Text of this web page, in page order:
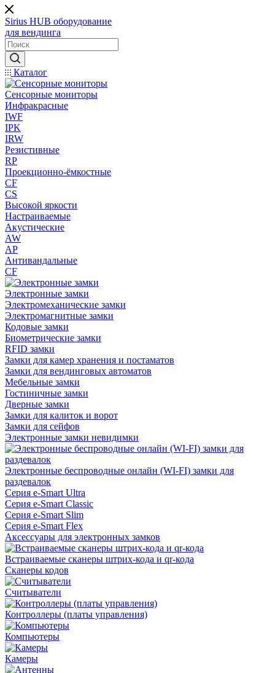
Sirius HUB оборудование
для вендинга
Каталог
Сенсорные мониторы
Инфракрасные
IWF
IPK
IRW
Резистивные
RP
Проекционно-ёмкостные
CF
CS
Высокой яркости
Настраиваемые
Акустические
AW
AP
Антивандальные
CF
Электронные замки
Электромеханические замки
Электромагнитные замки
Кодовые замки
Биометрические замки
RFID замки
Замки для камер хранения и постаматов
Замки для вендинговых автоматов
Мебельные замки
Гостиничные замки
Дверные замки
Замки для калиток и ворот
Замки для сейфов
Электронные замки невидимки
Электронные беспроводные онлайн (WI-FI) замки для
раздевалок
Серия e-Smart Ultra
Серия e-Smart Classic
Серия e-Smart Slim
Серия e-Smart Flex
Аксессуары для электронных замков
Встраиваемые сканеры штрих-кода и qr-кода
Сканеры кодов
Считыватели
Контроллеры (платы управления)
Компьютеры
Камеры